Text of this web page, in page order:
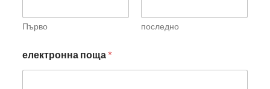
Първо последно
електронна поща*